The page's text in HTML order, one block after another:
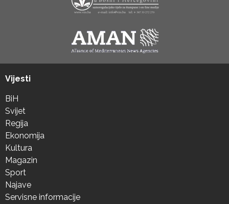
Vijesti
BiH
Svijet
Regija
Ekonomija
Kultura
Magazin
Sport
Najave
Servisne informacije